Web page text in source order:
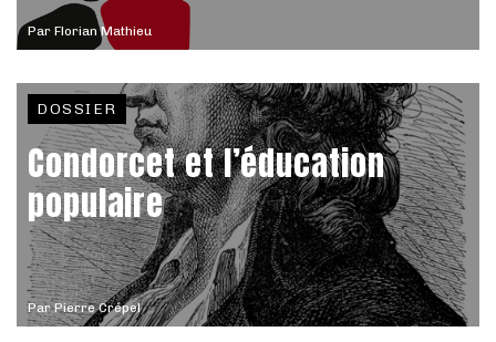
Par Florian Mathieu
ParPierre Crépel
DOSSIER
Condorcet et l’éducation
populaire